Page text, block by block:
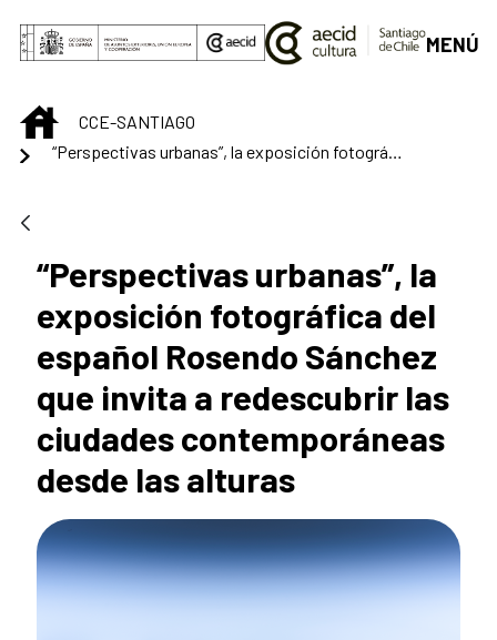
Saltar al contenido principal
MENÚ
INICIOCCE-SANTIAGO
“Perspectivas urbanas”, la
exposición fotográfica del
español Rosendo Sánchez
que invita a redescubrir las
ciudades contemporáneas
desde las alturas